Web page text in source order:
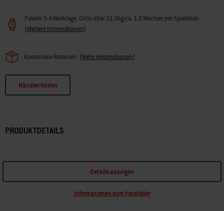
Pakete 3-4 Werktage, Grills über 31,5kg ca. 1-2 Wochen per Spedition
(Weitere Informationen)
Kostenlose Retouren (Mehr Informationen)
Händler finden
PRODUKTDETAILS
Details anzeigen
Informationen zum Hersteller